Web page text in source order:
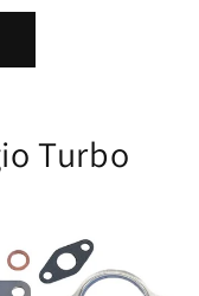
Turbo